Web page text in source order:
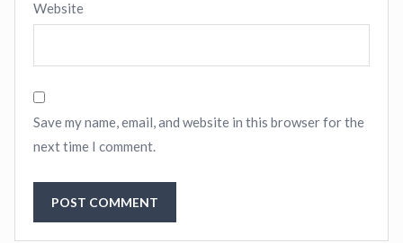
Website
Save my name, email, and website in this browser for the
next time I comment.